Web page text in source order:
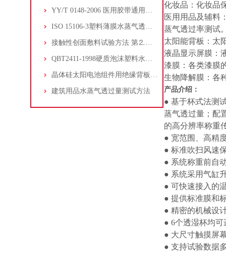
YY/T 0148-2006 医用胶带通用要求附录C水蒸气透过性试验方法
ISO 15106-3塑料薄膜水蒸气透过率测定第三部分电解检测传感器方法
接触性创面敷料试验方法 第⒉部分:透气膜敷料水蒸气透过率
QBT2411-1998硬质泡沫塑料水蒸气透过性能的测定
晶体硅太阳电池组件用绝缘背板水蒸气透过率电解传感器法
建筑用品水蒸气透过量测试方法
化妆品：化妆品
医用用品及辅料
蒸气透过率测试
太阳能背板：太
液晶显示屏膜：
漆膜：各类漆膜
生物降解膜：各
产品介绍：
● 基于杯式法测
蒸气透过量；配
的高分辨率称重
● 宽范围、高精
● 标准吹扫风速
● 系统称重前自
● 系统采用气缸
● 可快速接入的
● 提供标准膜和
● 精密的机械设
● 6个透湿杯均
● 大尺寸触摸屏
● 支持试验数据